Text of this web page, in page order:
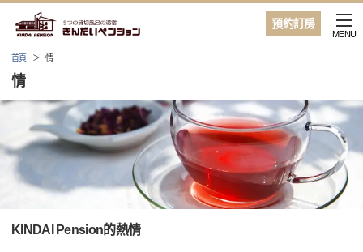
預約訂房
MENU
首頁 情
情
KINDAI Pension的熱情